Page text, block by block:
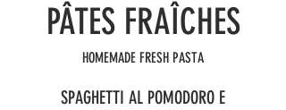
PÂTES FRAÎCHES
HOMEMADE FRESH PASTA
SPAGHETTI AL POMODORO E